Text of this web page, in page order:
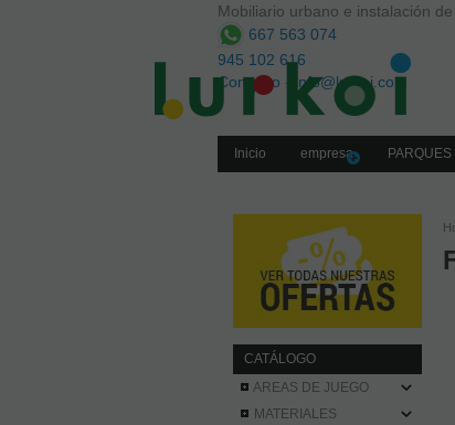
Mobiliario urbano e instalación
667 563 074
945 102 616
Contacto - info@lurkoi.com
Inicio empresa
CATÁLOGO
AREAS DE JUEGO
MATERIALES